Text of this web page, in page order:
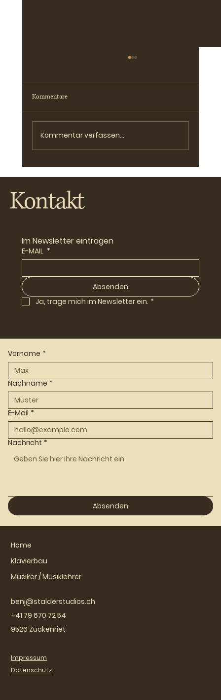
Kommentare
Kommentar verfassen...
Kontakt
Im Newsletter eintragen
E-MAIL *
Absenden
Ja, trage mich im Newsletter ein. *
Vorname *
Nachname *
E-Mail *
Nachricht *
Absenden
Home
Klavierbau
Musiker / Musiklehrer
benj@stalderstudios.ch
+41 79 670 72 54
9526 Zuckenriet
Impressum
Datenschutz